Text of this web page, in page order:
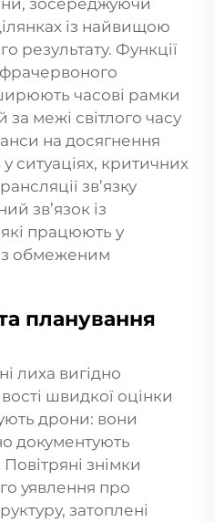
із найвищою
результату. Функції
часові рамки
межі світлого часу
на досягнення
ситуаціях, критичних
зв’язку
зв’язок із
працюють у
обмеженим
планування
лиха вигідно
швидкої оцінки
дрони: вони
документують
знімки
уявлення про
затоплені